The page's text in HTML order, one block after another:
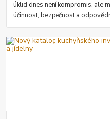
úklid dnes není kompromis, ale
účinnost, bezpečnost a